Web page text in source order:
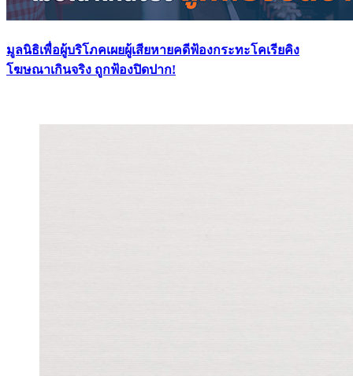
มูลนิธิเพื่อผู้บริโภคเผยผู้เสียหายคดีฟ้องกระทะโคเรียคิง
โฆษณาเกินจริง ถูกฟ้องปิดปาก!